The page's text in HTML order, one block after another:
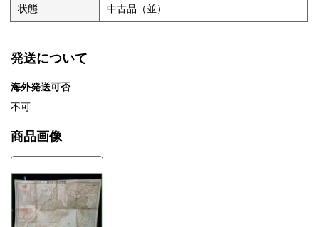
状態 中古品（並）
発送について
海外発送可否
不可
商品画像